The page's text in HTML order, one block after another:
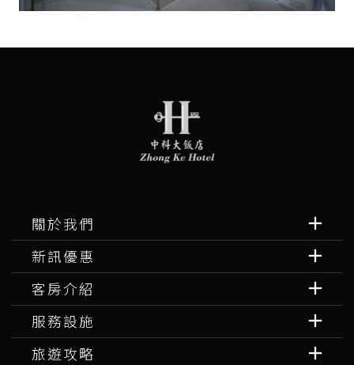
關於我們
新訊優惠
客房介紹
服務設施
旅遊攻略